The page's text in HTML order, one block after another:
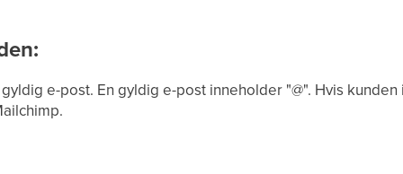
e-post. En gyldig e-post inneholder "@". Hvis